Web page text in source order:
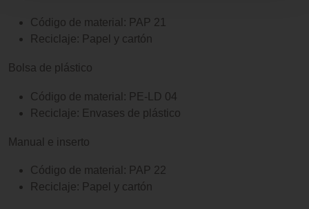
Código de material: PAP 21
Reciclaje: Papel y cartón
Bolsa de plástico
Código de material: PE-LD 04
Reciclaje: Envases de plástico
Manual e inserto
Código de material: PAP 22
Reciclaje: Papel y cartón